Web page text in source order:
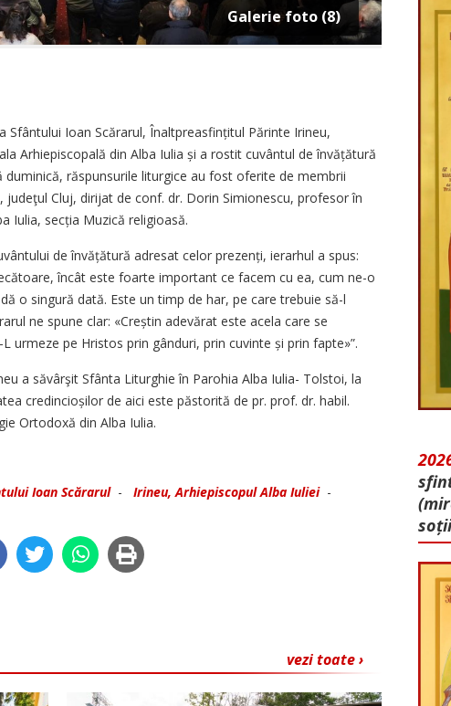
Galerie foto (8)
Ioan Scărarul, Înaltpreasfințitul Părinte Irineu,
Arhiepiscopală din Alba Iulia și a rostit cuvântul de învățătură
răspunsurile liturgice au fost oferite de membrii
judeţul Cluj, dirijat de conf. dr. Dorin Simionescu, profesor în
Iulia, secția Muzică religioasă.
de învă­țătură adresat celor prezenți, ierarhul a spus:
încât este foarte important ce facem cu ea, cum ne-o
o singură dată. Este un timp de har, pe care trebuie să-l
ne spune clar: «Creștin adevărat este acela care se
urmeze pe Hristos prin gânduri, prin cuvinte și prin fapte»”.
a săvârşit Sfânta Liturghie în Parohia Alba Iulia- Tolstoi, la
credin­cioșilor de aici este păstorită de pr. prof. dr. habil.
Ortodoxă din Alba Iulia.
Ioan Scărarul- Irineu, Arhiepiscopul Alba Iuliei-
vezi toate ›